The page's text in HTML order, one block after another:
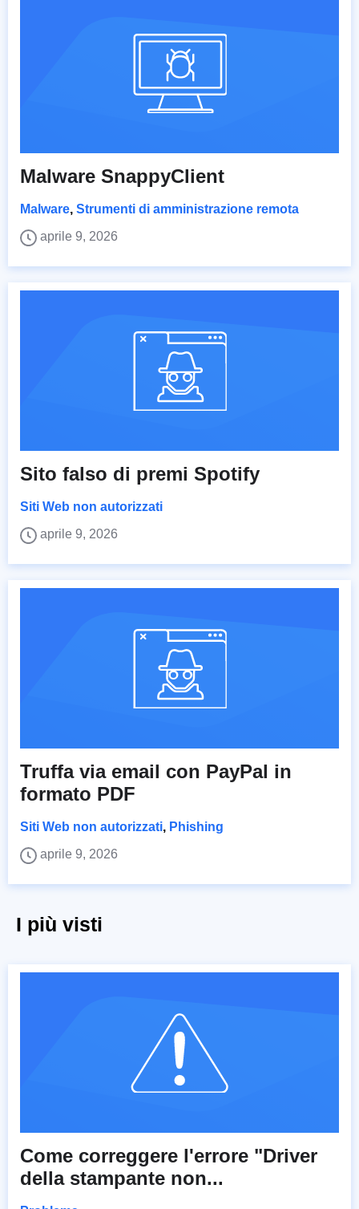
Malware SnappyClient
Malware, Strumenti di amministrazione remota
aprile 9, 2026
Sito falso di premi Spotify
Siti Web non autorizzati
aprile 9, 2026
Truffa via email con PayPal in
formato PDF
Siti Web non autorizzati, Phishing
aprile 9, 2026
I più visti
Come correggere l'errore "Driver
della stampante non...